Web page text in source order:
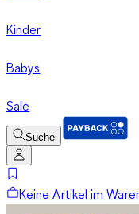
Kinder
Babys
Sale
Suche
Keine Artikel im